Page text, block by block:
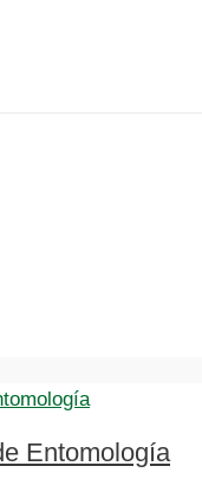
Entomología